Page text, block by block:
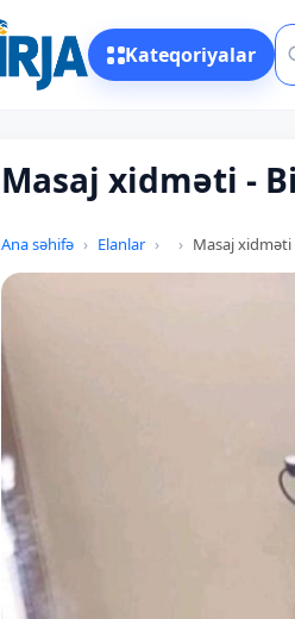
Kateqoriyalar
Masaj xidməti -
Ana səhifə Elanlar Masaj